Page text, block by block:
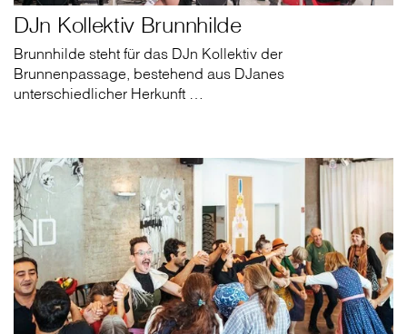
DJn Kollektiv Brunnhilde
Brunnhilde steht für das DJn Kollektiv der
Brunnenpassage, bestehend aus DJanes
unterschiedlicher Herkunft …